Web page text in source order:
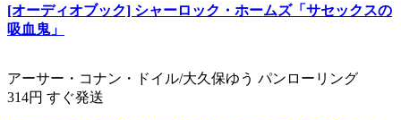
[オーディオブック] シャーロック・ホームズ「サセックスの
吸血鬼」
アーサー・コナン・ドイル/大久保ゆう パンローリング
314円 すぐ発送